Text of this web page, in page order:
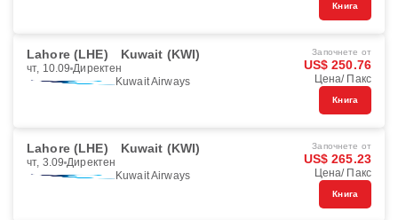
Книга
Lahore (LHE) Kuwait (KWI)
чт, 10.09 Директен
Kuwait Airways
Започнете от
US$ 250.76
Цена/ Пакс
Книга
Lahore (LHE) Kuwait (KWI)
чт, 3.09 Директен
Kuwait Airways
Започнете от
US$ 265.23
Цена/ Пакс
Книга